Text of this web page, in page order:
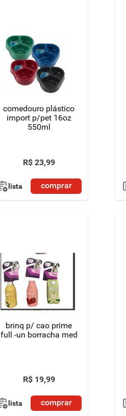
comedouro plástico
import p/pet 16oz
550ml
R$ 23,99
lista comprar
brinq p/ cao prime
full -un borracha med
R$ 19,99
lista comprar